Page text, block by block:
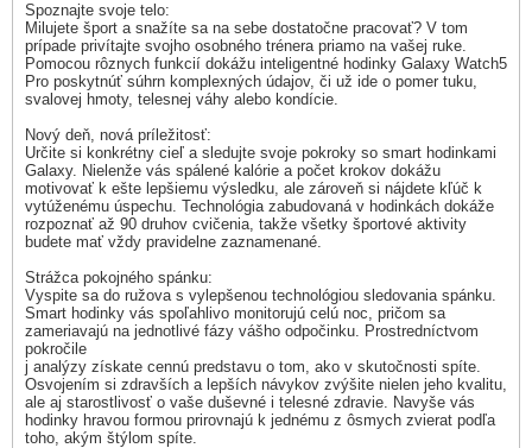
Spoznajte svoje telo:
Milujete šport a snažíte sa na sebe dostatočne pracovať? V tom
prípade privítajte svojho osobného trénera priamo na vašej ruke.
Pomocou rôznych funkcií dokážu inteligentné hodinky Galaxy Watch5
Pro poskytnúť súhrn komplexných údajov, či už ide o pomer tuku,
svalovej hmoty, telesnej váhy alebo kondície.
Nový deň, nová príležitosť:
Určite si konkrétny cieľ a sledujte svoje pokroky so smart hodinkami
Galaxy. Nielenže vás spálené kalórie a počet krokov dokážu
motivovať k ešte lepšiemu výsledku, ale zároveň si nájdete kľúč k
vytúženému úspechu. Technológia zabudovaná v hodinkách dokáže
rozpoznať až 90 druhov cvičenia, takže všetky športové aktivity
budete mať vždy pravidelne zaznamenané.
Strážca pokojného spánku:
Vyspite sa do ružova s vylepšenou technológiou sledovania spánku.
Smart hodinky vás spoľahlivo monitorujú celú noc, pričom sa
zameriavajú na jednotlivé fázy vášho odpočinku. Prostredníctvom
pokročile
j analýzy získate cennú predstavu o tom, ako v skutočnosti spíte.
Osvojením si zdravších a lepších návykov zvýšite nielen jeho kvalitu,
ale aj starostlivosť o vaše duševné i telesné zdravie. Navyše vás
hodinky hravou formou prirovnajú k jednému z ôsmych zvierat podľa
toho, akým štýlom spíte.